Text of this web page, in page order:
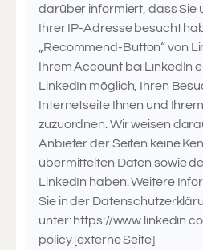
darüber informiert, dass Sie
Ihrer IP-Adresse besucht
„Recommend-Button“ von
Ihrem Account bei LinkedIn
LinkedIn möglich, Ihren
Internetseite Ihnen und
zuzuordnen. Wir weisen
Anbieter der Seiten keine
übermittelten Daten sowie
LinkedIn haben. Weitere
Sie in der
unter: https://
policy [externe Seite]